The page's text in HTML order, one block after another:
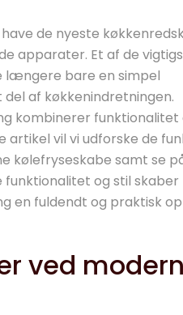
de nyeste
apparater. Et af de
længere bare en simpel
af køkkenindretningen.
kombinerer funktionalitet
artikel vil vi udforske de
kølefryseskabe samt se
og stil skaber
en fuldendt og praktisk
ved